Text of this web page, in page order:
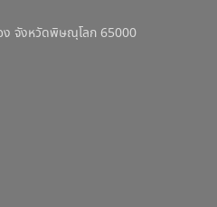
ง จังหวัดพิษณุโลก 65000